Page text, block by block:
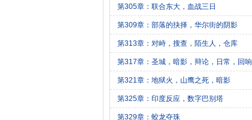
第305章：联合东大，血战三日
第309章：部落的抉择，华尔街的阴影
第313章：对峙，搜查，陌生人，仓库
第317章：圣城，暗影，辩论，日常，回响
第321章：地狱火，山鹰之死，暗影
第325章：印度反应，数字巴别塔
第329章：蛟龙夺珠